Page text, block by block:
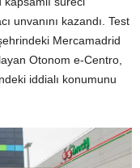
unvanını kazandı. Test
Mercamadrid
Otonom e-Centro,
iddialı konumunu